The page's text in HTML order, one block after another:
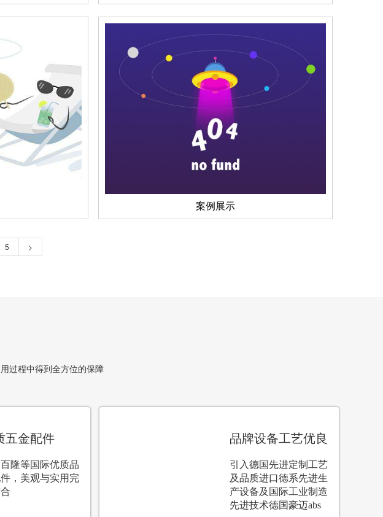
过程中得到全方位的保障
五金配件
隆等国际优质品
，美观与实用完
品牌设备工艺优良
引入德国先进定制工艺
及品质进口德系先进生
产设备及国际工业制造
先进技术德国豪迈abs
案例展示
5 >